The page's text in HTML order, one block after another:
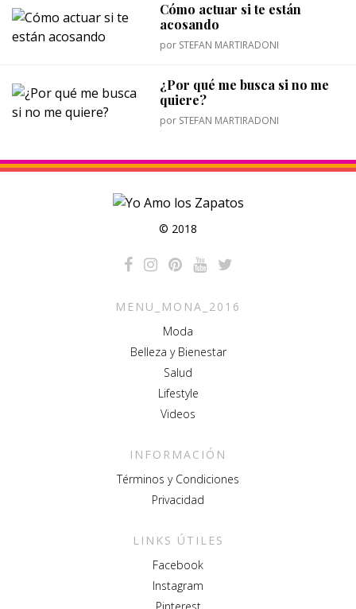
Cómo actuar si te están
acosando
por STEFAN MARTIRADONI
¿Por qué me busca si no me
quiere?
por STEFAN MARTIRADONI
© 2018
MENU_MONA_2016
Moda
Belleza y Bienestar
Salud
Lifestyle
Videos
INFORMACIÓN
Términos y Condiciones
Privacidad
LINKS ÚTILES
Facebook
Instagram